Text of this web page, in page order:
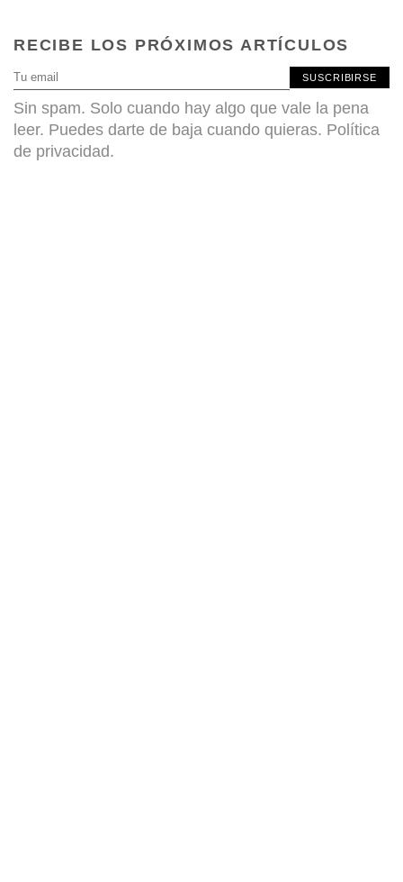
RECIBE LOS PRÓXIMOS ARTÍCULOS
SUSCRIBIRSE
Sin spam. Solo cuando hay algo que vale la pena
leer. Puedes darte de baja cuando quieras. Política
de privacidad.